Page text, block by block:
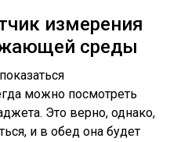
измерения
среды
можно посмотреть
Это верно, однако,
и в обед она будет